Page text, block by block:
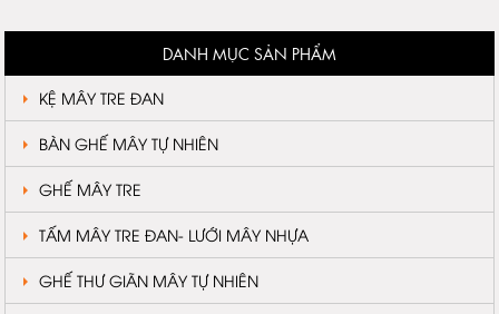
DANH MỤC SẢN PHẨM
KỆ MÂY TRE ĐAN
BÀN GHẾ MÂY TỰ NHIÊN
GHẾ MÂY TRE
TẤM MÂY TRE ĐAN- LƯỚI MÂY NHỰA
GHẾ THƯ GIÃN MÂY TỰ NHIÊN